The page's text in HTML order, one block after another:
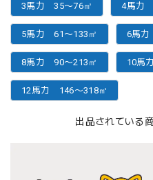
3馬力 35〜76㎡ 4馬力
5馬力 61〜133㎡ 6馬
8馬力 90〜213㎡ 10馬
12馬力 146〜318㎡
出品されている